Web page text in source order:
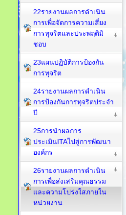
22รายงานผลการดำเนิน
การเพื่อจัดการความเสี่ยง
การทุจริตและประพฤติมิ
ชอบ
23แผนปฏิบัติการป้องกัน
การทุจริต
24รายงานผลการดำเนิน
การป้องกันการทุจริตประจำ
ปี
25การนำผลการ
ประเมินITAไปสู่การพัฒนา
องค์กร
26รายงานผลการดำเนิน
การเพื่อส่งเสริมคุณธรรม
และความโปร่งใสภายใน
หน่วยงาน